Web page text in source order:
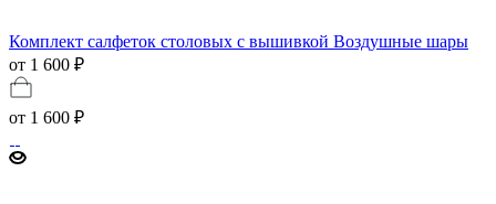
Комплект салфеток столовых с вышивкой Воздушные шары
от 1 600 ₽
от 1 600 ₽